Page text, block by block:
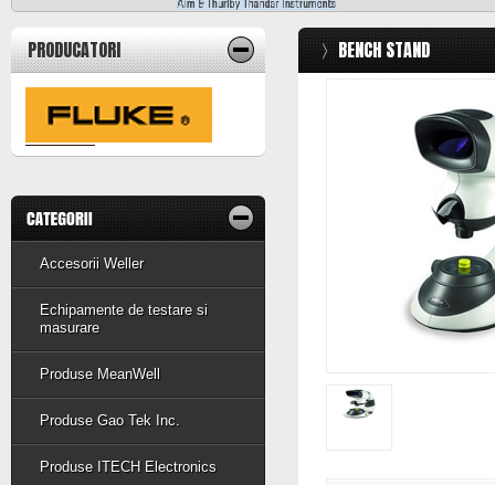
este reprezentantul
PRODUCATORI
Accesorii Weller
Echipamente de testare si
masurare
Produse MeanWell
Produse Gao Tek Inc.
Produse ITECH Electronics
〉BENCH STAND